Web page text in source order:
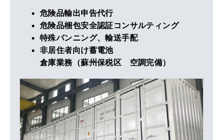
危険品輸出申告代行
危険品梱包安全認証コンサルティング
特殊バンニング、輸送手配
非居住者向け蓄電池
倉庫業務（蘇州保税区 空調完備）